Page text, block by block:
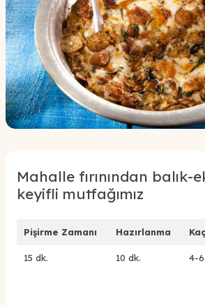
Mahalle fırınından balık-
keyifli mutfağımız
Pişirme Zamanı Hazırlanma
15 dk. 10 dk. 4-6